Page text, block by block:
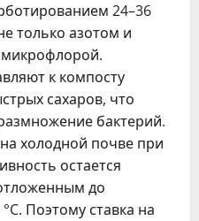
24–36
только азотом и
к компосту
сахаров, что
бактерий.
холодной почве при
остается
до
Поэтому ставка на